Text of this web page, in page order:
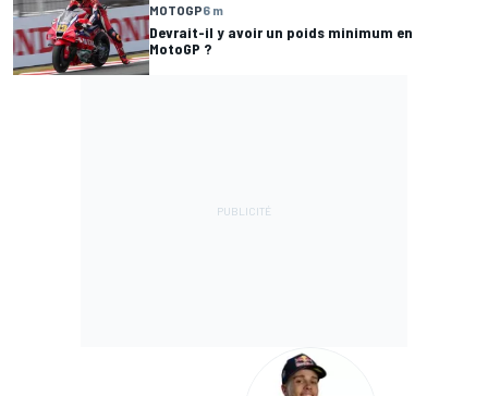
MOTOGP6 m
Devrait-il y avoir un poids minimum en
MotoGP ?